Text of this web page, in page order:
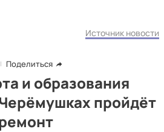
Источник новости
Поделиться
и образования
пройдёт